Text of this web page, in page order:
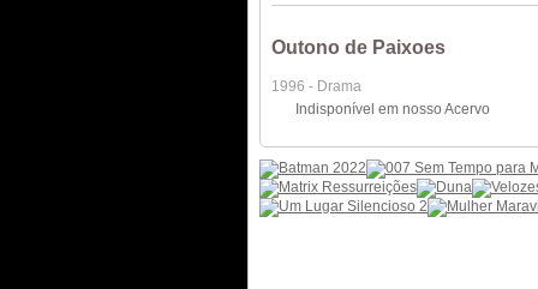
Outono de Paixoes
1996 - Drama
Indisponível em nosso Acervo